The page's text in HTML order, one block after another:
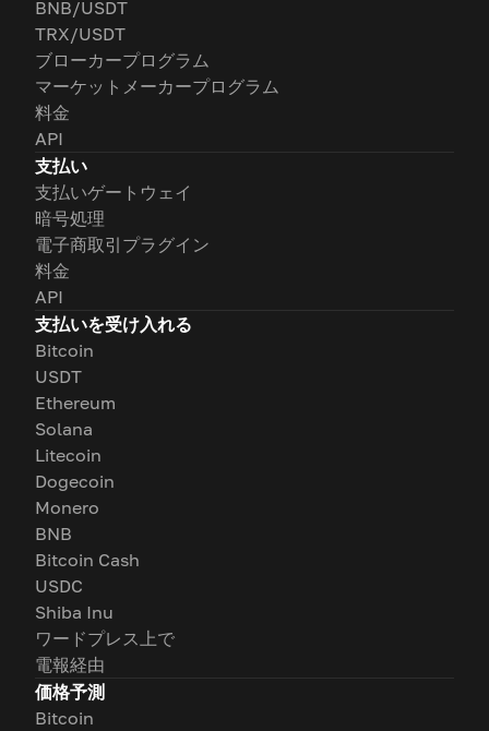
BNB/USDT
TRX/USDT
ブローカープログラム
マーケットメーカープログラム
料金
API
支払い
支払いゲートウェイ
暗号処理
電子商取引プラグイン
料金
API
支払いを受け入れる
Bitcoin
USDT
Ethereum
Solana
Litecoin
Dogecoin
Monero
BNB
Bitcoin Cash
USDC
Shiba Inu
ワードプレス上で
電報経由
価格予測
Bitcoin